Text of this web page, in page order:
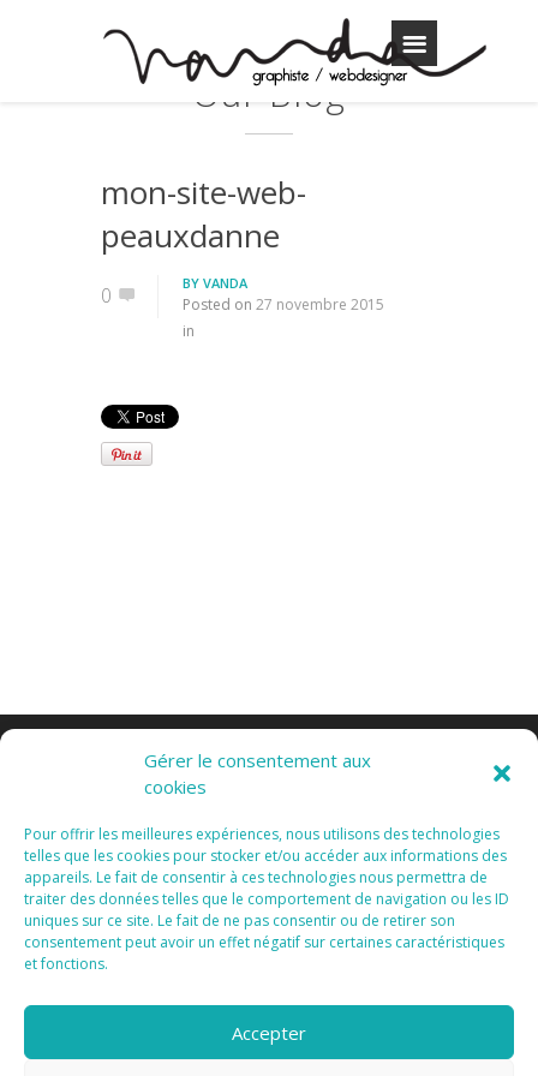
Gérer le consentement aux
cookies
Pour offrir les meilleures expériences, nous utilisons des technologies
telles que les cookies pour stocker et/ou accéder aux informations des
appareils. Le fait de consentir à ces technologies nous permettra de
traiter des données telles que le comportement de navigation ou les ID
uniques sur ce site. Le fait de ne pas consentir ou de retirer son
consentement peut avoir un effet négatif sur certaines caractéristiques
et fonctions.
Accepter
Our Blog
mon-site-web-
peauxdanne
0 BY VANDA
Posted on 27 novembre 2015
in
Tous Droits Réservés 2015 IMentions Légales I
Vanda Cipriano